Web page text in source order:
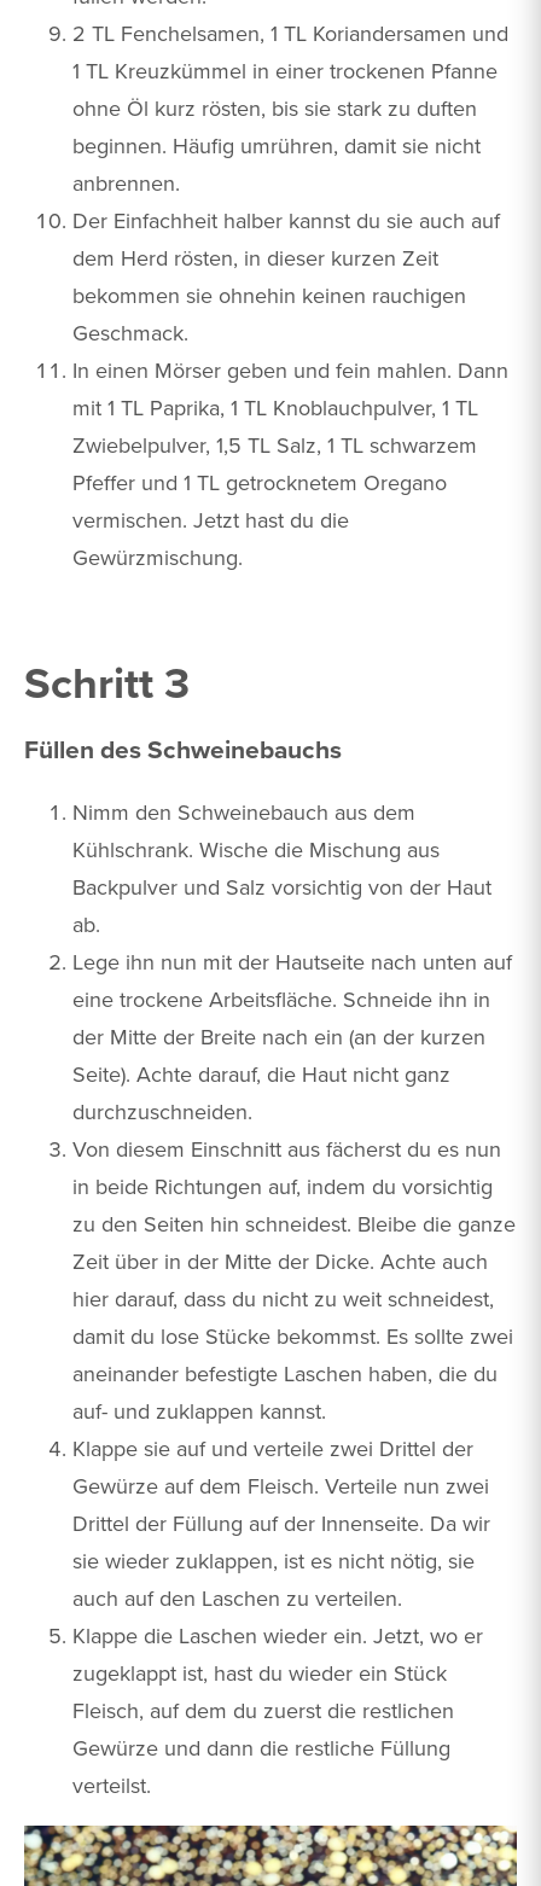
2 TL Fenchelsamen, 1 TL Koriandersamen und
1 TL Kreuzkümmel in einer trockenen Pfanne
ohne Öl kurz rösten, bis sie stark zu duften
beginnen. Häufig umrühren, damit sie nicht
anbrennen.
Der Einfachheit halber kannst du sie auch auf
dem Herd rösten, in dieser kurzen Zeit
bekommen sie ohnehin keinen rauchigen
Geschmack.
In einen Mörser geben und fein mahlen. Dann
mit 1 TL Paprika, 1 TL Knoblauchpulver, 1 TL
Zwiebelpulver, 1,5 TL Salz, 1 TL schwarzem
Pfeffer und 1 TL getrocknetem Oregano
vermischen. Jetzt hast du die
Gewürzmischung.
Schritt 3
Füllen des Schweinebauchs
Nimm den Schweinebauch aus dem
Kühlschrank. Wische die Mischung aus
Backpulver und Salz vorsichtig von der Haut
ab.
Lege ihn nun mit der Hautseite nach unten auf
eine trockene Arbeitsfläche. Schneide ihn in
der Mitte der Breite nach ein (an der kurzen
Seite). Achte darauf, die Haut nicht ganz
durchzuschneiden.
Von diesem Einschnitt aus fächerst du es nun
in beide Richtungen auf, indem du vorsichtig
zu den Seiten hin schneidest. Bleibe die ganze
Zeit über in der Mitte der Dicke. Achte auch
hier darauf, dass du nicht zu weit schneidest,
damit du lose Stücke bekommst. Es sollte zwei
aneinander befestigte Laschen haben, die du
auf- und zuklappen kannst.
Klappe sie auf und verteile zwei Drittel der
Gewürze auf dem Fleisch. Verteile nun zwei
Drittel der Füllung auf der Innenseite. Da wir
sie wieder zuklappen, ist es nicht nötig, sie
auch auf den Laschen zu verteilen.
Klappe die Laschen wieder ein. Jetzt, wo er
zugeklappt ist, hast du wieder ein Stück
Fleisch, auf dem du zuerst die restlichen
Gewürze und dann die restliche Füllung
verteilst.